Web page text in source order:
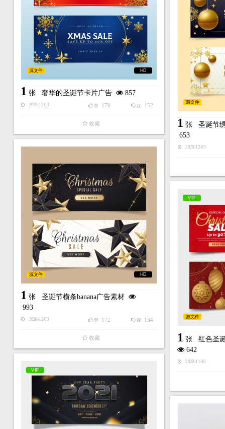
HD
源文件
1 张 奢华的圣诞节卡片广告 857
2020-12-03 踩 152
赞 170
收藏
源文件
1 张 圣诞节
653
2020-12-03
HD
源文件
1 张 圣诞节横条banana广告素材
993
2020-12-03 踩 134
赞 172
收藏
VIP
源文件
1 张 红色圣
642
2020-11-30
VIP